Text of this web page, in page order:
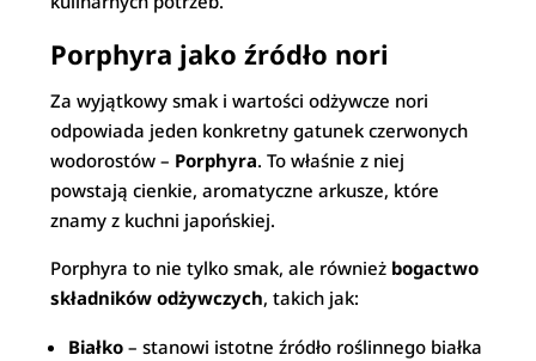
Porphyra jako źródło nori
Za wyjątkowy smak i wartości odżywcze nori
odpowiada jeden konkretny gatunek czerwonych
wodorostów – Porphyra. To właśnie z niej
powstają cienkie, aromatyczne arkusze, które
znamy z kuchni japońskiej.
Porphyra to nie tylko smak, ale również bogactwo
składników odżywczych, takich jak:
Białko – stanowi istotne źródło roślinnego białka